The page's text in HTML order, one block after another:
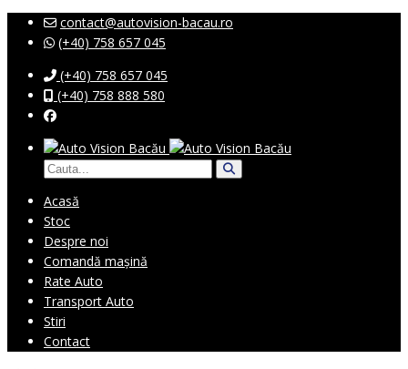
contact@autovision-bacau.ro
(+40) 758 657 045
(+40) 758 657 045
(+40) 758 888 580
Acasă
Stoc
Despre noi
Comandă mașină
Rate Auto
Transport Auto
Stiri
Contact